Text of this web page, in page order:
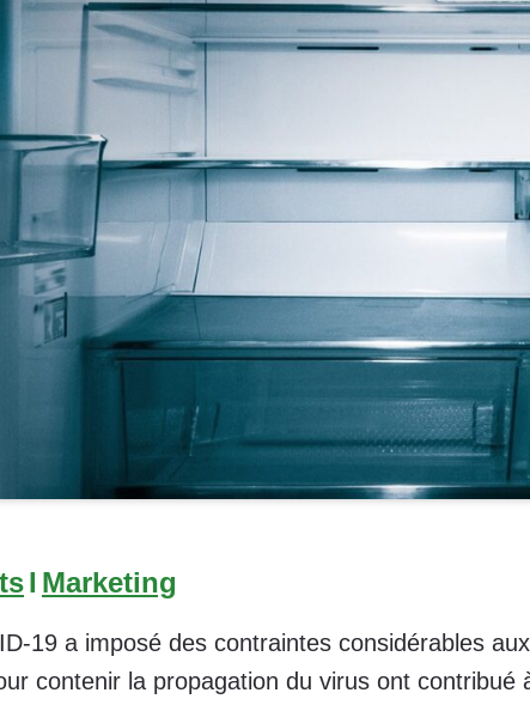
I Marketing
19 a imposé des contraintes considérables
contenir la propagation du virus ont